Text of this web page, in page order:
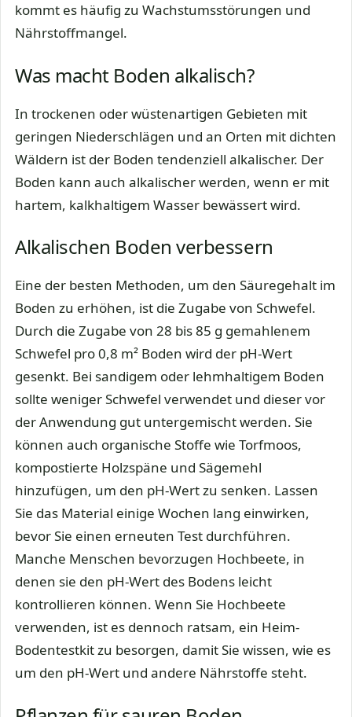
kommt es häufig zu Wachstumsstörungen und
Nährstoffmangel.
Was macht Boden alkalisch?
In trockenen oder wüstenartigen Gebieten mit
geringen Niederschlägen und an Orten mit dichten
Wäldern ist der Boden tendenziell alkalischer. Der
Boden kann auch alkalischer werden, wenn er mit
hartem, kalkhaltigem Wasser bewässert wird.
Alkalischen Boden verbessern
Eine der besten Methoden, um den Säuregehalt im
Boden zu erhöhen, ist die Zugabe von Schwefel.
Durch die Zugabe von 28 bis 85 g gemahlenem
Schwefel pro 0,8 m² Boden wird der pH-Wert
gesenkt. Bei sandigem oder lehmhaltigem Boden
sollte weniger Schwefel verwendet und dieser vor
der Anwendung gut untergemischt werden. Sie
können auch organische Stoffe wie Torfmoos,
kompostierte Holzspäne und Sägemehl
hinzufügen, um den pH-Wert zu senken. Lassen
Sie das Material einige Wochen lang einwirken,
bevor Sie einen erneuten Test durchführen.
Manche Menschen bevorzugen Hochbeete, in
denen sie den pH-Wert des Bodens leicht
kontrollieren können. Wenn Sie Hochbeete
verwenden, ist es dennoch ratsam, ein Heim-
Bodentestkit zu besorgen, damit Sie wissen, wie es
um den pH-Wert und andere Nährstoffe steht.